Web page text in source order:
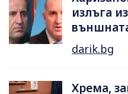
излъга
darik.bg
Хрема,